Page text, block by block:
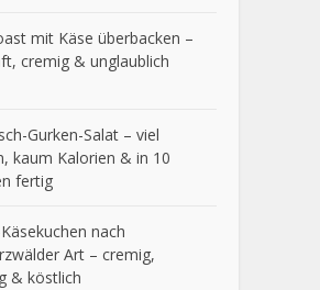
mit Käse überbacken –
cremig & unglaublich
Gurken-Salat – viel
kaum Kalorien & in 10
fertig
nach
Art – cremig,
& köstlich